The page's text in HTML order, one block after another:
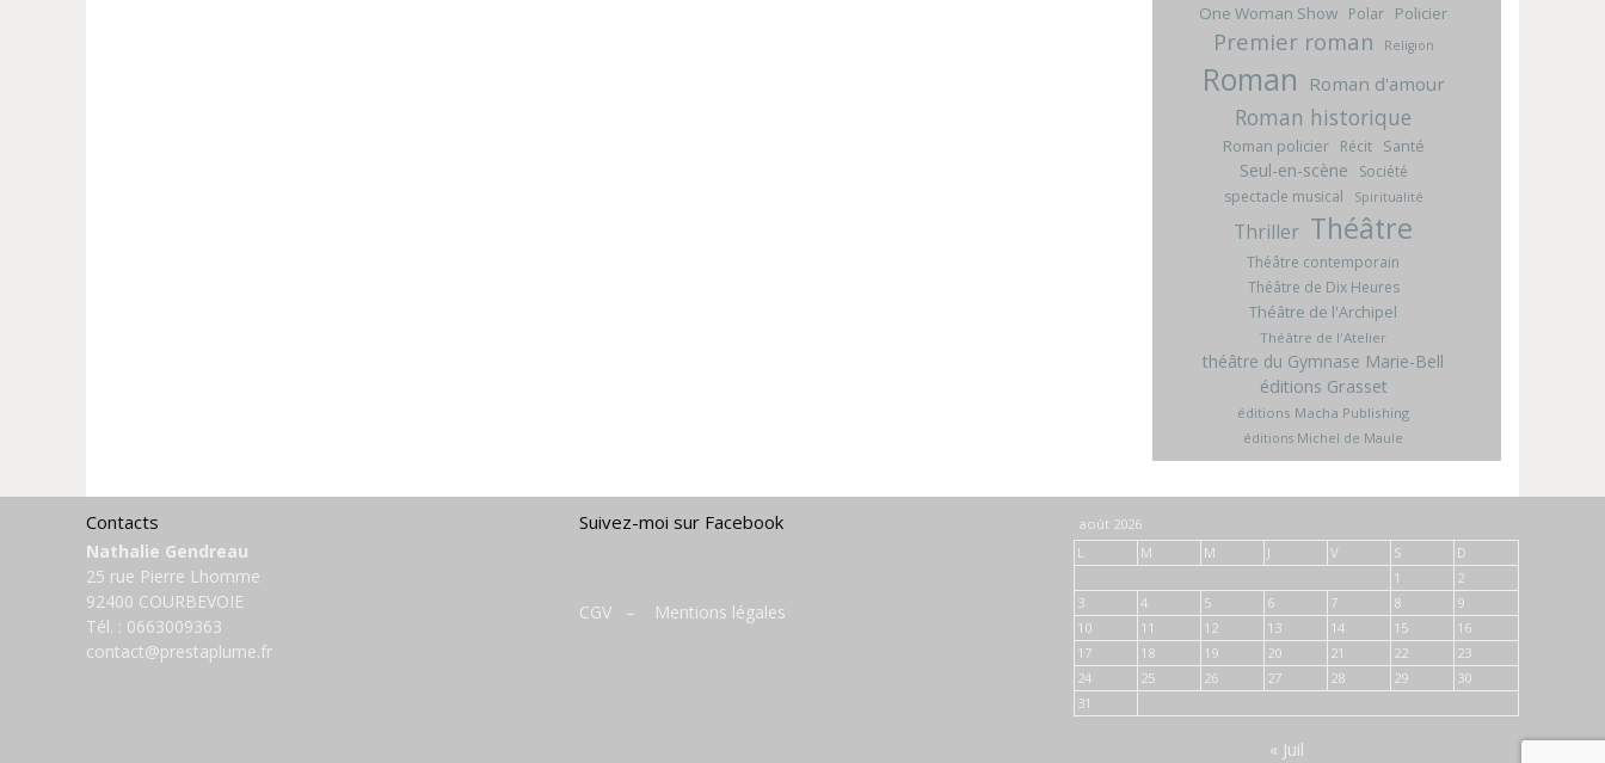
One Woman Show Polar Policier
Premier roman Religion
Roman Roman d'amour
Roman historique
Roman policier Récit Santé
Seul-en-scène
Société
spectacle musical
Spiritualité
Thriller Théâtre
Théâtre contemporain
Théâtre de Dix Heures
Théâtre de l'Archipel
Théâtre de l'Atelier
théâtre du Gymnase Marie-Bell
éditions Grasset
éditions Macha Publishing
éditions Michel de Maule
Contacts
Nathalie Gendreau
25 rue Pierre Lhomme
92400 COURBEVOIE
Tél. : 0663009363
contact@prestaplume.fr
Suivez-moi sur Facebook
CGV – Mentions légales
août 2026
L
M M J V S
D
1
2
3
4 5 6 7 8
9
10
11 12 13 14 15
16
17
18 19 20 21 22
23
24
25 26 27 28 29
30
31
« Juil